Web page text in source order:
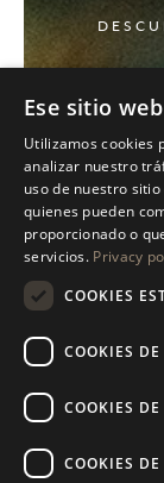
Ese sitio
Utilizamos cookies
analizar nuestro
uso de nuestro
quienes pueden
proporcionado o
servicios. Privacy
COOKIES
COOKIES
COOKIES DE
COOKIES